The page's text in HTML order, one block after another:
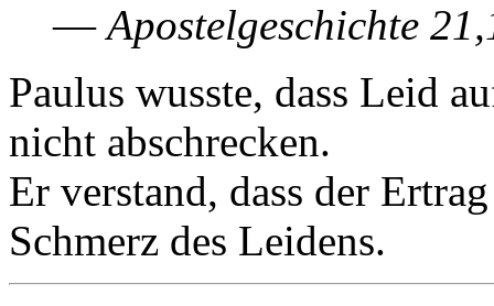
—Apostelgeschichte
Paulus wusste, dass Leid
nicht abschrecken.
Er verstand, dass der
Schmerz des Leidens.